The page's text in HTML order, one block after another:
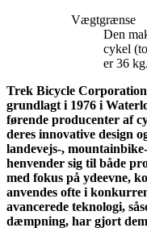
Vægtgrænse
Den
cykel
er 36 kg.
Trek Bicycle
grundlagt i 1976 i
førende producenter af
deres innovative design
landevejs-,
henvender sig til både
med fokus på ydeevne,
anvendes ofte i
avancerede teknologi,
dæmpning, har gjort